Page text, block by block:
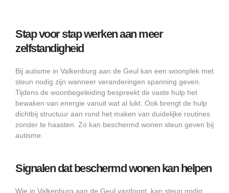
Stap voor stap werken aan meer
zelfstandigheid
Bij autisme in Valkenburg aan de Geul kan een woonplek met
steun nodig zijn wanneer veranderingen spanning geven.
Tijdens de woonbegeleiding bespreekt de vaste hulp het
bewaken van energie vanuit wat al lukt. Ook brengt de hulp
dichtbij structuur aan rond het maken van duidelijke routines
zonder te haasten. Zo kan beschermd wonen steun geven bij
autisme.
Signalen dat beschermd wonen kan helpen
Wie in Valkenburg aan de Geul vastloopt, kan steun nodig